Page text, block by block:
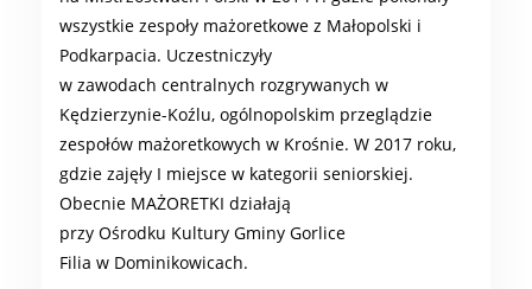
wszystkie zespoły mażoretkowe z Małopolski i
Podkarpacia. Uczestniczyły
w zawodach centralnych rozgrywanych w
Kędzierzynie-Koźlu, ogólnopolskim przeglądzie
zespołów mażoretkowych w Krośnie. W 2017 roku,
gdzie zajęły I miejsce w kategorii seniorskiej.
Obecnie MAŻORETKI działają
przy Ośrodku Kultury Gminy Gorlice
Filia w Dominikowicach.